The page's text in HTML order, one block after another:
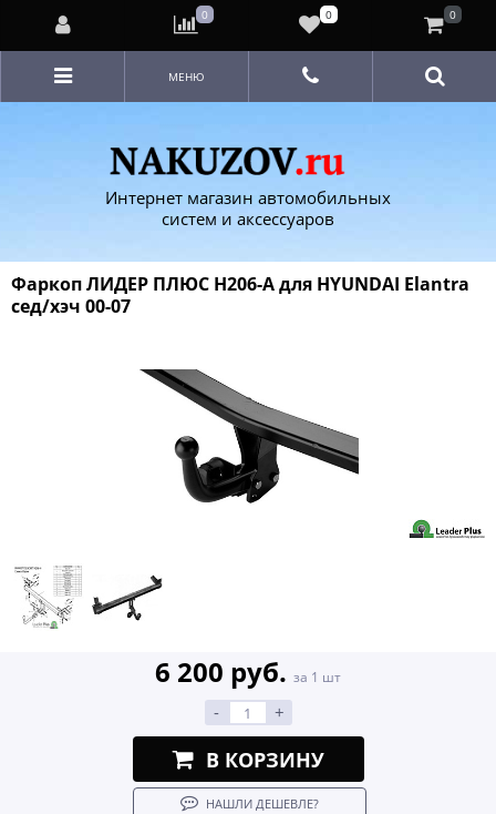
Интернет магазин автомобильных
систем и аксессуаров
МЕНЮ
Фаркоп ЛИДЕР ПЛЮС H206-A для HYUNDAI Elantra
сед/хэч 00-07
6 200 руб. за 1 шт
- +
В КОРЗИНУ
НАШЛИ ДЕШЕВЛЕ?
0 0 0